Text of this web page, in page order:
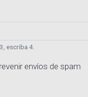
escriba 4.
envíos de spam